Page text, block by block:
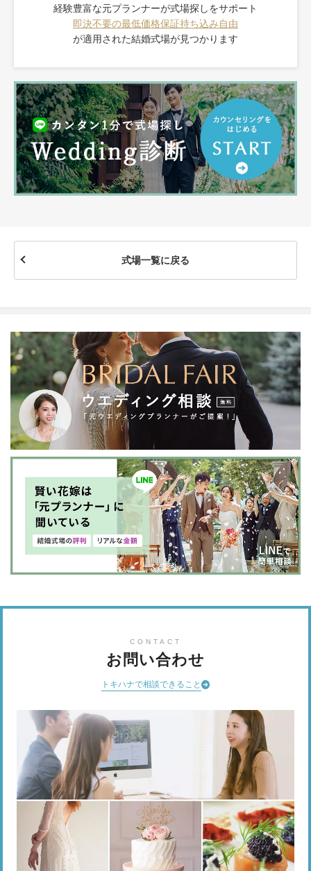
経験豊富な元プランナーが式場探しをサポート
即決不要の最低価格保証持ち込み自由
が適用された結婚式場が見つかります
式場一覧に戻る
CONTACT
お問い合わせ
トキハナで相談できること